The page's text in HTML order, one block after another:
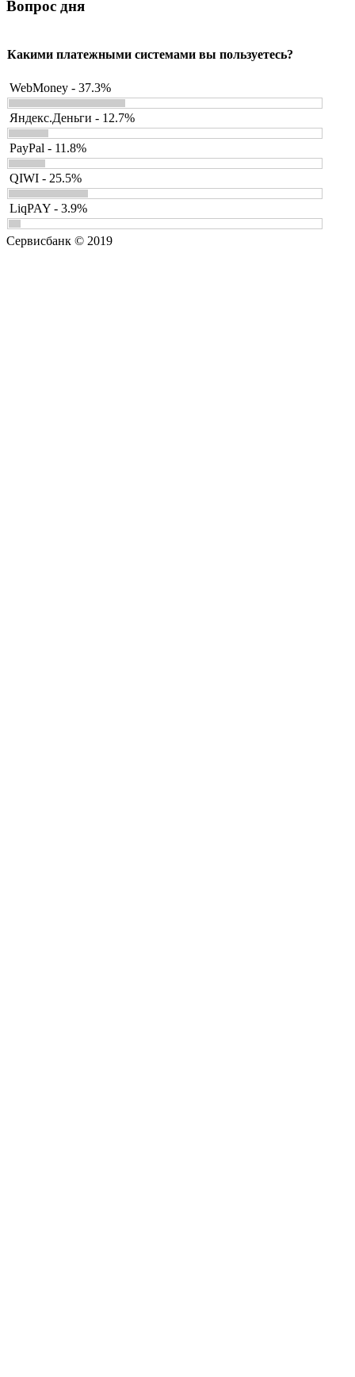
Вопрос дня
Какими платежными системами вы пользуетесь?
WebMoney - 37.3%
Яндекс.Деньги - 12.7%
PayPal - 11.8%
QIWI - 25.5%
LiqPAY - 3.9%
Сервисбанк © 2019